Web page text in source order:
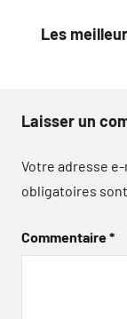
Les
Laisser un
Votre adresse e-
obligatoires
Commentaire*